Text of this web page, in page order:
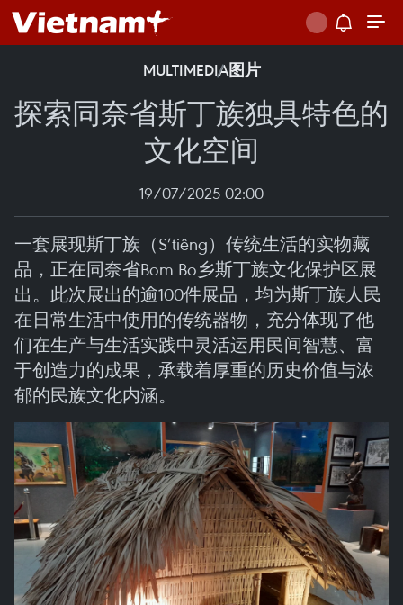
MULTIMEDIA图片
探索同奈省斯丁族独具特色的
文化空间
19/07/2025 02:00
一套展现斯丁族（S’tiêng）传统生活的实物藏
品，正在同奈省Bom Bo乡斯丁族文化保护区展
出。此次展出的逾100件展品，均为斯丁族人民
在日常生活中使用的传统器物，充分体现了他
们在生产与生活实践中灵活运用民间智慧、富
于创造力的成果，承载着厚重的历史价值与浓
郁的民族文化内涵。